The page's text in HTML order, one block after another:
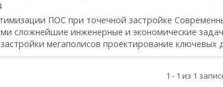
ПОС при точечной застройке
сложнейшие инженерные и экономические
мегаполисов проектирование ключевых
1 - 1 из 1